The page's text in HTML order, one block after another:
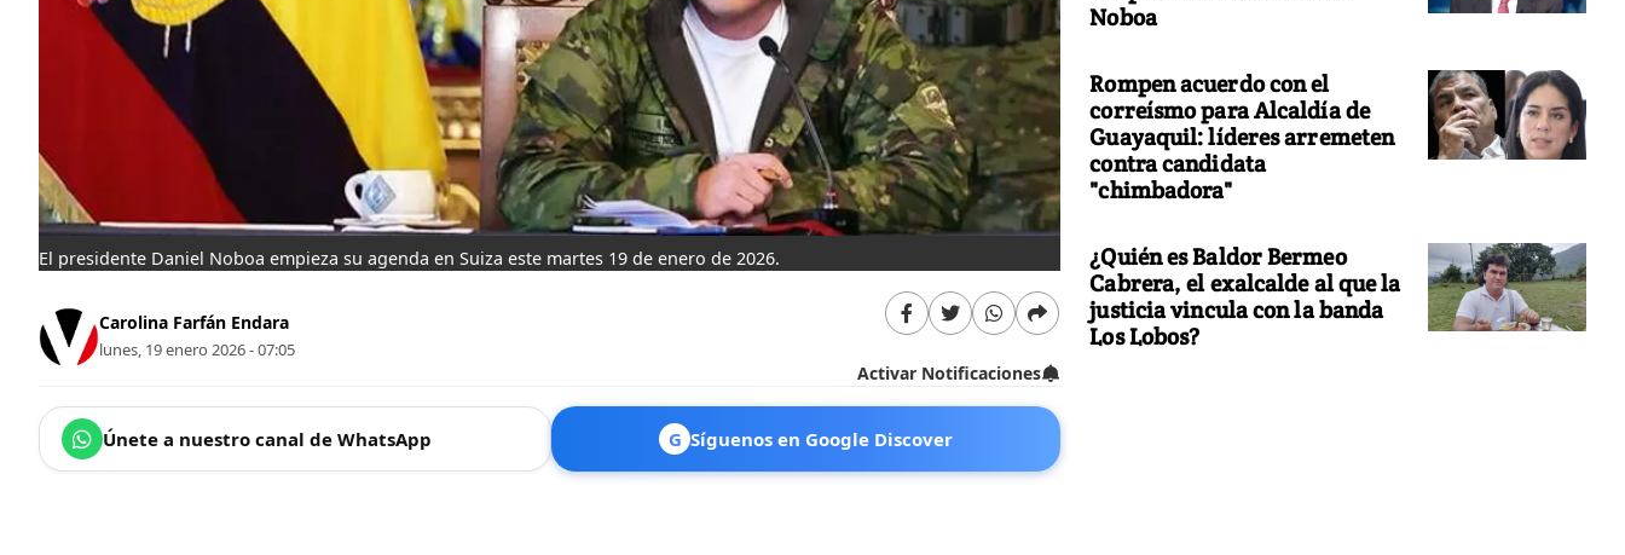
El presidente Daniel Noboa empieza su agenda en Suiza este martes 19 de enero de 2026.
Carolina Farfán Endara
lunes, 19 enero 2026 - 07:05
Activar Notificaciones
Únete a nuestro canal de WhatsApp G Síguenos en Google Discover
Noboa
Rompen acuerdo con el
correísmo para Alcaldía de
Guayaquil: líderes arremeten
contra candidata
"chimbadora"
¿Quién es Baldor Bermeo
Cabrera, el exalcalde al que la
justicia vincula con la banda
Los Lobos?